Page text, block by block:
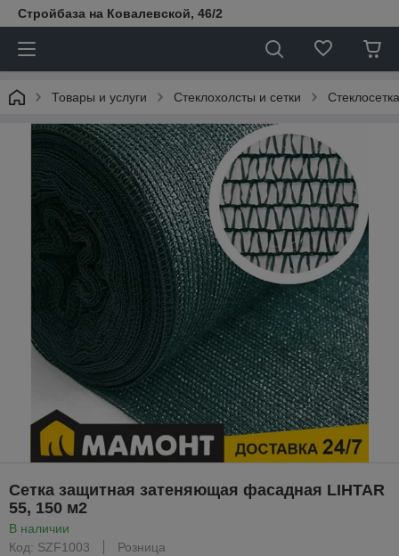
Стройбаза на Ковалевской, 46/2
Товары и услуги Стеклохолсты и сетки Стеклосетка
Сетка защитная затеняющая фасадная LIHTAR
55, 150 м2
В наличии
Код: SZF1003
Розница